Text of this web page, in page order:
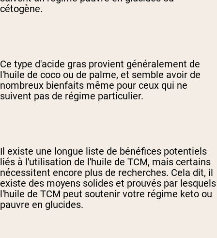
cétogène.
Ce type d'acide gras provient généralement de
l'huile de coco ou de palme, et semble avoir de
nombreux bienfaits même pour ceux qui ne
suivent pas de régime particulier.
Il existe une longue liste de bénéfices potentiels
liés à l'utilisation de l'huile de TCM, mais certains
nécessitent encore plus de recherches. Cela dit, il
existe des moyens solides et prouvés par lesquels
l'huile de TCM peut soutenir votre régime keto ou
pauvre en glucides.